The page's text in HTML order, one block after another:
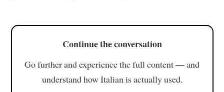
Continue the conversation
Go further and experience the full content — and
understand how Italian is actually used.